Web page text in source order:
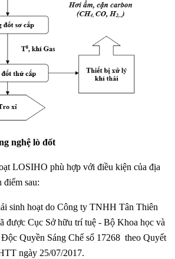
nghệ lò đốt
LOSIHO phù hợp với điều kiện của địa
sau:
sinh hoạt do Công ty TNHH Tân Thiên
được Cục Sở hữu trí tuệ - Bộ Khoa học và
Quyền Sáng Chế số 17268 theo Quyết
ngày 25/07/2017.